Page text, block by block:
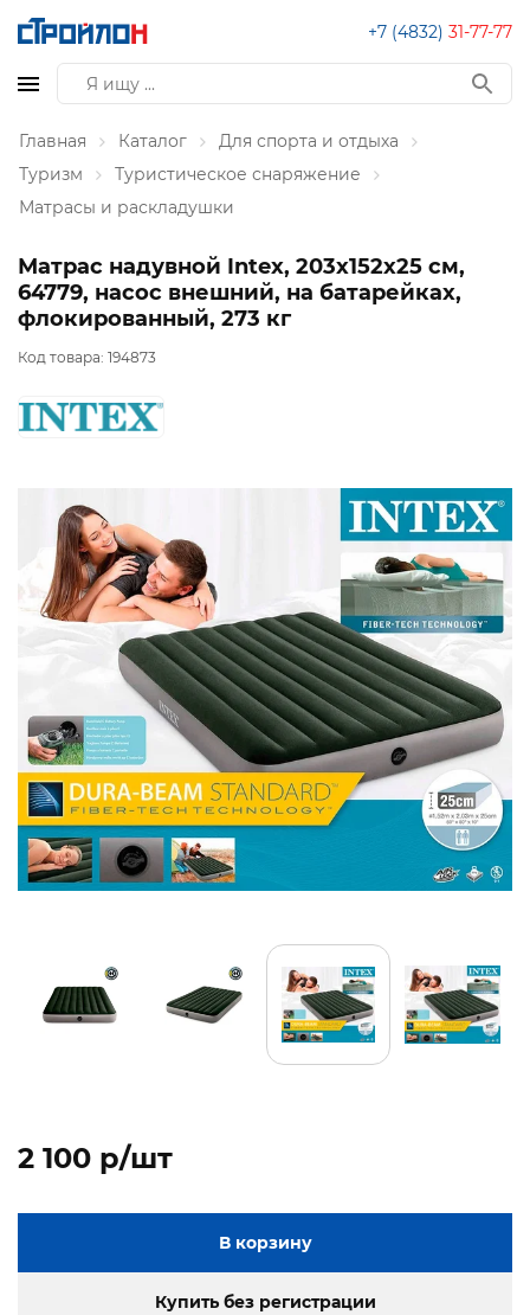
+7 (4832) 31-77-77
Главная Каталог
Для спорта и отдыха
Туризм
Туристическое снаряжение
Матрасы и раскладушки
Матрас надувной Intex, 203х152х25 см,
64779, насос внешний, на батарейках,
флокированный, 273 кг
Код товара: 194873
2 100 p/шт
В корзину
Купить без регистрации